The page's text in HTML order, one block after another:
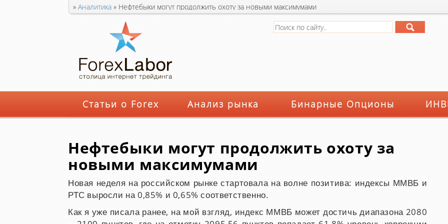
» Аналитика » Нефтебыки могут продолжить охоту за новыми максимумами
Статьи о Forex Анализ рынка Бинарные Опционы
Нефтебыки могут продолжить охоту за
новыми максимумами
Новая неделя на российском рынке стартовала на волне позитива: индексы ММВБ и
РТС выросли на 0,85% и 0,65% соответственно.
Как я уже писала ранее, на мой взгляд, индекс ММВБ может достичь диапазона 2080